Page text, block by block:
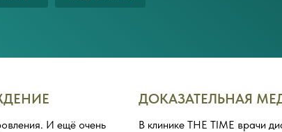
И ещё очень
ДОКАЗАТЕЛЬНАЯ
В клинике THE TIME врачи